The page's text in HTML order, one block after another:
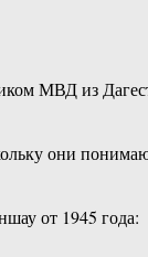
МВД из
они
от 1945 года: